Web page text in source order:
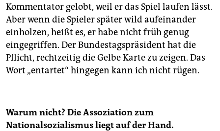
Kommentator gelobt, weil er das Spiel laufen lässt.
Aber wenn die Spieler später wild aufeinander
einholzen, heißt es, er habe nicht früh genug
eingegriffen. Der Bundestagspräsident hat die
Pflicht, rechtzeitig die Gelbe Karte zu zeigen. Das
Wort „entartet“ hingegen kann ich nicht rügen.
Warum nicht? Die Assoziation zum
Nationalsozialismus liegt auf der Hand.